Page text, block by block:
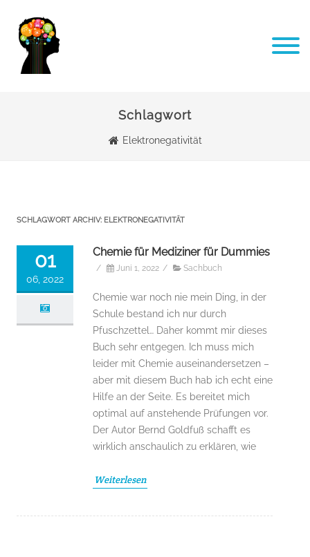
Schlagwort
Elektronegativität
SCHLAGWORT ARCHIV: ELEKTRONEGATIVITÄT
01
06, 2022
Chemie für Mediziner für Dummies
/ Juni 1, 2022 / Sachbuch
Chemie war noch nie mein Ding, in der
Schule bestand ich nur durch
Pfuschzettel… Daher kommt mir dieses
Buch sehr entgegen. Ich muss mich
leider mit Chemie auseinandersetzen –
aber mit diesem Buch hab ich echt eine
Hilfe an der Seite. Es bereitet mich
optimal auf anstehende Prüfungen vor.
Der Autor Bernd Goldfuß schafft es
wirklich anschaulich zu erklären, wie
Weiterlesen